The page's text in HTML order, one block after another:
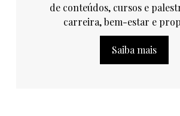
de conteúdos, cursos e
carreira, bem-estar e
Saiba mais